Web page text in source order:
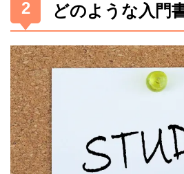
どのような入門